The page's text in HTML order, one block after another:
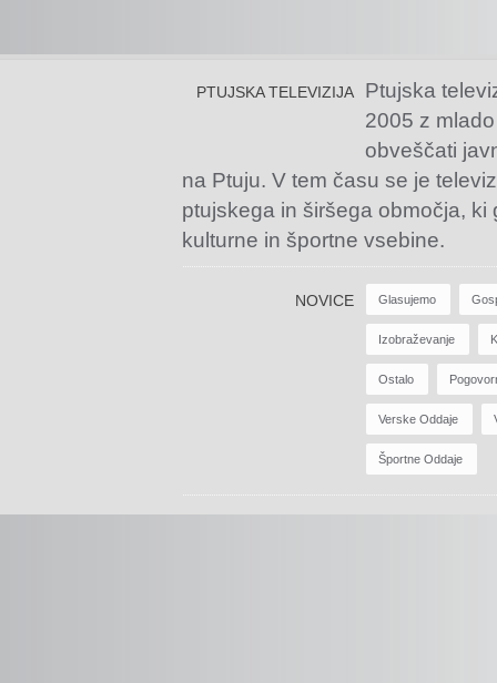
PTUJSKA TELEVIZIJA
Ptujska
2005 z
obveščati
na Ptuju. V tem času se je
ptujskega in širšega območja,
kulturne in športne vsebine.
NOVICE Glasujemo
Izobraževanje
Ostalo
Verske Oddaje
Športne Oddaje